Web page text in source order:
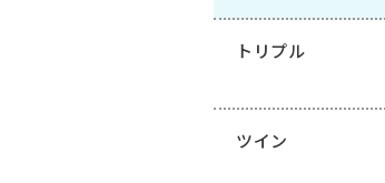
トリプル
ツイン